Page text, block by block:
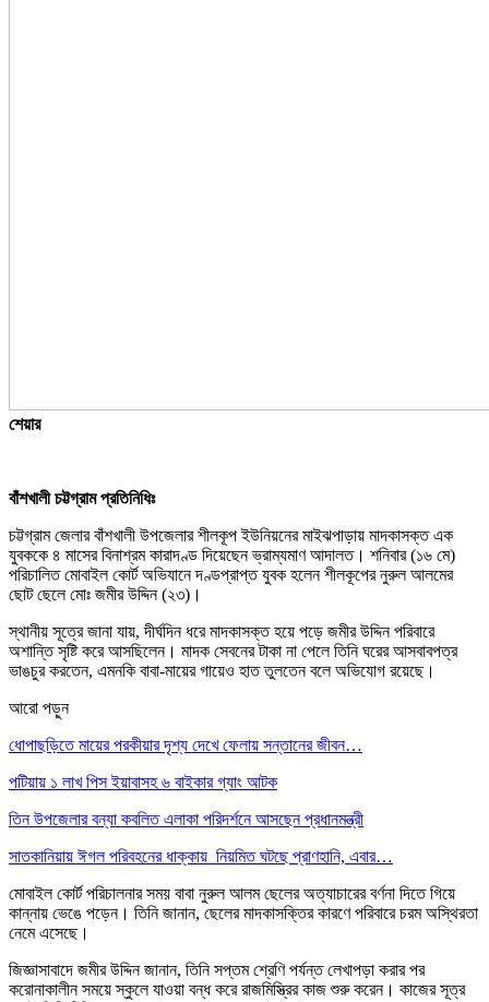
শেয়ার
বাঁশখালী চট্টগ্রাম প্রতিনিধিঃ
চট্টগ্রাম জেলার বাঁশখালী উপজেলার শীলকূপ ইউনিয়নের মাইঝপাড়ায় মাদকাসক্ত এক
যুবককে ৪ মাসের বিনাশ্রম কারাদণ্ড দিয়েছেন ভ্রাম্যমাণ আদালত। শনিবার (১৬ মে)
পরিচালিত মোবাইল কোর্ট অভিযানে দণ্ডপ্রাপ্ত যুবক হলেন শীলকূপের নুরুল আলমের
ছোট ছেলে মোঃ জমীর উদ্দিন (২৩)।
স্থানীয় সূত্রে জানা যায়, দীর্ঘদিন ধরে মাদকাসক্ত হয়ে পড়ে জমীর উদ্দিন পরিবারে
অশান্তি সৃষ্টি করে আসছিলেন। মাদক সেবনের টাকা না পেলে তিনি ঘরের আসবাবপত্র
ভাঙচুর করতেন, এমনকি বাবা-মায়ের গায়েও হাত তুলতেন বলে অভিযোগ রয়েছে।
আরো পড়ুন
ধোপাছড়িতে মায়ের পরকীয়ার দৃশ্য দেখে ফেলায় সন্তানের জীবন…
পটিয়ায় ১ লাখ পিস ইয়াবাসহ ৬ বাইকার গ্যাং আটক
তিন উপজেলার বন্যা কবলিত এলাকা পরিদর্শনে আসছেন প্রধানমন্ত্রী
সাতকানিয়ায় ঈগল পরিবহনের ধাক্কায় নিয়মিত ঘটছে প্রাণহানি, এবার…
মোবাইল কোর্ট পরিচালনার সময় বাবা নুরুল আলম ছেলের অত্যাচারের বর্ণনা দিতে গিয়ে
কান্নায় ভেঙে পড়েন। তিনি জানান, ছেলের মাদকাসক্তির কারণে পরিবারে চরম অস্থিরতা
নেমে এসেছে।
জিজ্ঞাসাবাদে জমীর উদ্দিন জানান, তিনি সপ্তম শ্রেণি পর্যন্ত লেখাপড়া করার পর
করোনাকালীন সময়ে স্কুলে যাওয়া বন্ধ করে রাজমিস্ত্রির কাজ শুরু করেন। কাজের সূত্র